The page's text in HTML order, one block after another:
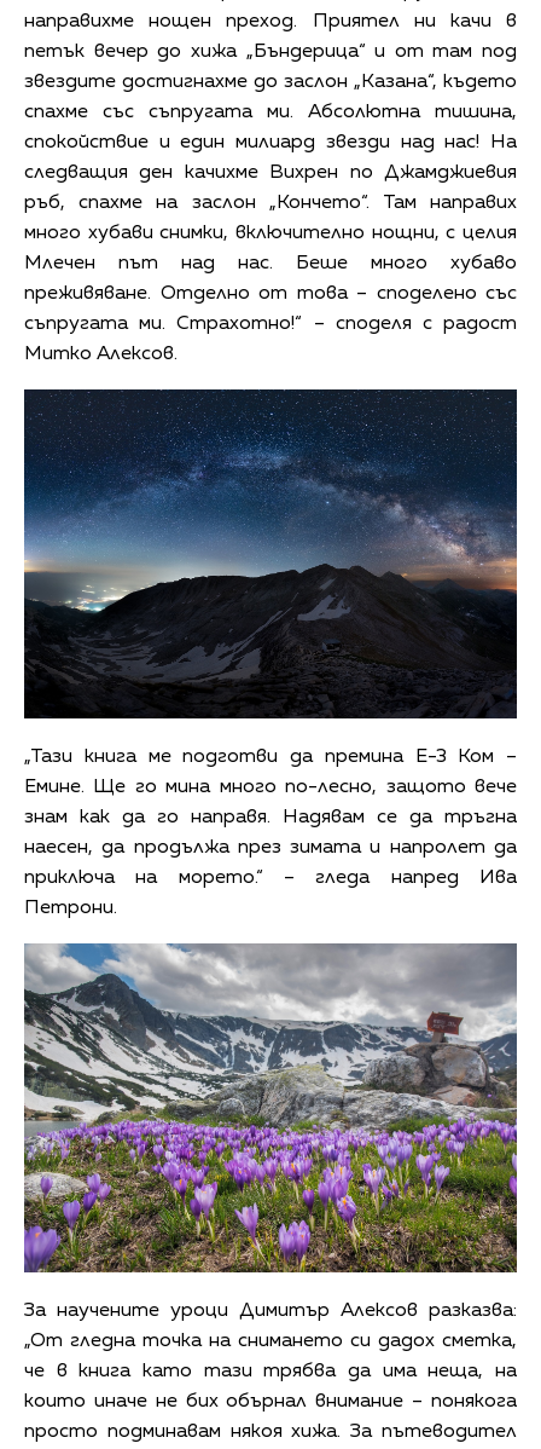
направихме нощен преход. Приятел ни качи в
петък вечер до хижа „Бъндерица“ и от там под
звездите достигнахме до заслон „Казана“, където
спахме със съпругата ми. Абсолютна тишина,
спокойствие и един милиард звезди над нас! На
следващия ден качихме Вихрен по Джамджиевия
ръб, спахме на заслон „Кончето“. Там направих
много хубави снимки, включително нощни, с целия
Млечен път над нас. Беше много хубаво
преживяване. Отделно от това – споделено със
съпругата ми. Страхотно!“ – споделя с радост
Митко Алексов.
„Тази книга ме подготви да премина Е-3 Ком –
Емине. Ще го мина много по-лесно, защото вече
знам как да го направя. Надявам се да тръгна
наесен, да продължа през зимата и напролет да
приключа на морето.“ – гледа напред Ива
Петрони.
За научените уроци Димитър Алексов разказва:
„От гледна точка на снимането си дадох сметка,
че в книга като тази трябва да има неща, на
които иначе не бих обърнал внимание – понякога
просто подминавам някоя хижа. За пътеводител